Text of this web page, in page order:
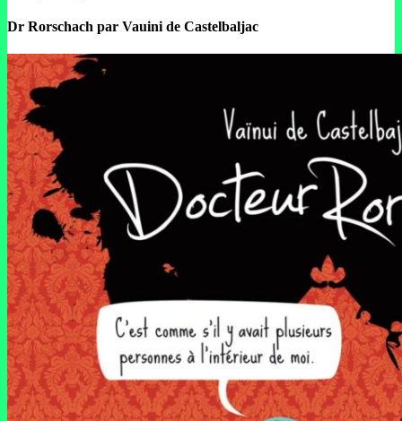
Dr Rorschach par Vauini de Castelbaljac